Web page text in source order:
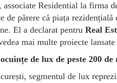
associate Residential la firma
de părere că piața
El a declarat pentru Real
mai multe proiecte lansate
de lux de peste 200 de
segmentul de lux